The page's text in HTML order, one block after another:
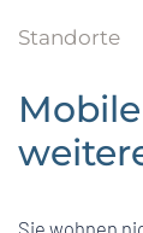
Standorte
Sie wohnen